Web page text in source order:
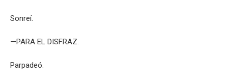
Sonreí.
—PARA EL DISFRAZ.
Parpadeó.